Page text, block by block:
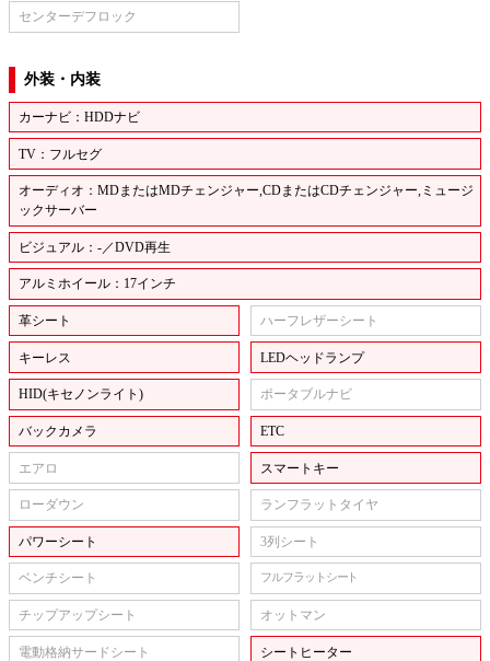
センターデフロック
外装・内装
カーナビ：HDDナビ
TV：フルセグ
オーディオ：MDまたはMDチェンジャー,CDまたはCDチェンジャー,ミュージ
ックサーバー
ビジュアル：-／DVD再生
アルミホイール：17インチ
革シート ハーフレザーシート
キーレス LEDヘッドランプ
HID(キセノンライト) ポータブルナビ
バックカメラ ETC
エアロ スマートキー
ローダウン ランフラットタイヤ
パワーシート 3列シート
ベンチシート フルフラットシート
チップアップシート オットマン
電動格納サードシート シートヒーター